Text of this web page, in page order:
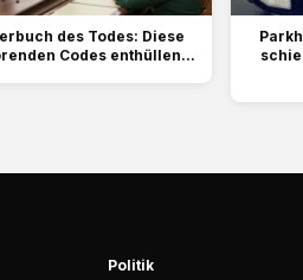
des Todes: Diese
Codes enthüllen...
Politik